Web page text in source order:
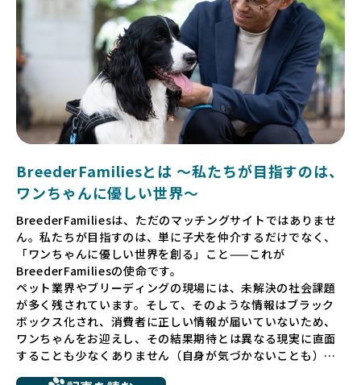
BreederFamiliesとは 〜私たちが目指すのは、
ワンちゃんに優しい世界〜
BreederFamiliesは、ただのマッチングサイトではありませ
ん。私たちが目指すのは、単に子犬を仲介するだけでなく、
「ワンちゃんに優しい世界を創る」こと——これが
BreederFamiliesの使命です。
ペット業界やブリーディングの現場には、未解決の社会課題
が多く残されています。そして、そのような情報はブラック
ボックス化され、消費者に正しい情報が届いていないため、
ワンちゃんをお迎えし、その結果期待とは異なる現実に直面
することも少なくありません（自身が気づかないことも）。